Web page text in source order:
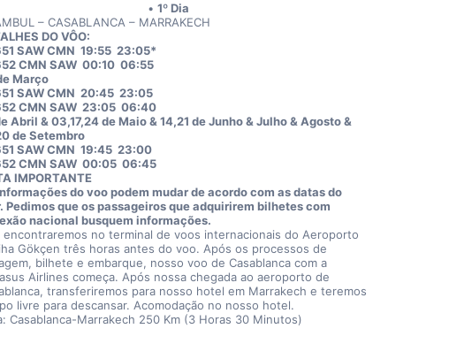
1º Dia
– CASABLANCA – MARRAKECH
DO VÔO:
SAW CMN  19:55  23:05*
CMN SAW  00:10  06:55
Março
SAW CMN  20:45  23:05
CMN SAW  23:05  06:40
Abril & 03,17,24 de Maio & 14,21 de Junho & Julho & Agosto &
de Setembro
SAW CMN  19:45  23:00
CMN SAW  00:05  06:45
IMPORTANTE
do voo podem mudar de acordo com as datas do
Pedimos que os passageiros que adquirirem bilhetes com
nacional busquem informações.
encontraremos no terminal de voos internacionais do Aeroporto
Gökçen três horas antes do voo. Após os processos de
bilhete e embarque, nosso voo de Casablanca com a
Airlines começa. Após nossa chegada ao aeroporto de
transferiremos para nosso hotel em Marrakech e teremos
livre para descansar. Acomodação no nosso hotel.
Casablanca-Marrakech 250 Km (3 Horas 30 Minutos)